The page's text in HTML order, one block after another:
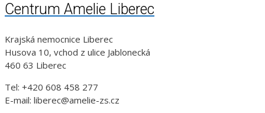
Centrum Amelie Liberec
Krajská nemocnice Liberec
Husova 10, vchod z ulice Jablonecká
460 63 Liberec
Tel: +420 608 458 277
E-mail: liberec@amelie-zs.cz